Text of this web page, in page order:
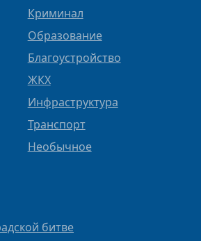
Криминал
Образование
Благоустройство
ЖКХ
Инфраструктура
Транспорт
Необычное
битве